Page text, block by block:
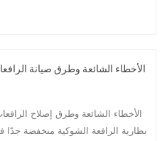
الأخطاء الشائعة وطرق صيانة